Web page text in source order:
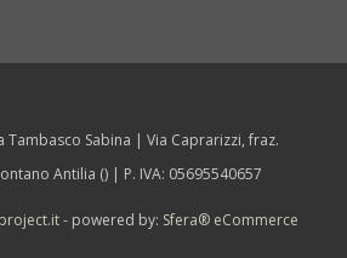
Tambasco Sabina | Via Caprarizzi, fraz.
Antilia () | P. IVA: 05695540657
- powered by: Sfera® eCommerce